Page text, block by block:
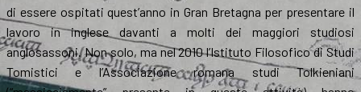
di essere ospitati quest’anno in Gran Bretagna per presentare il
lavoro in inglese davanti a molti dei maggiori studiosi
anglosassoni. Non solo, ma nel 2010 l’Istituto Filosofico di Studi
Tomistici e l’Associazione romana studi Tolkieniani